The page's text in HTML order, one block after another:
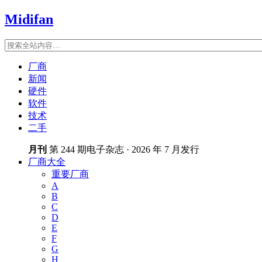
Midifan
厂商
新闻
硬件
软件
技术
二手
月刊 第 244 期电子杂志 · 2026 年 7 月发行
厂商大全
重要厂商
A
B
C
D
E
F
G
H